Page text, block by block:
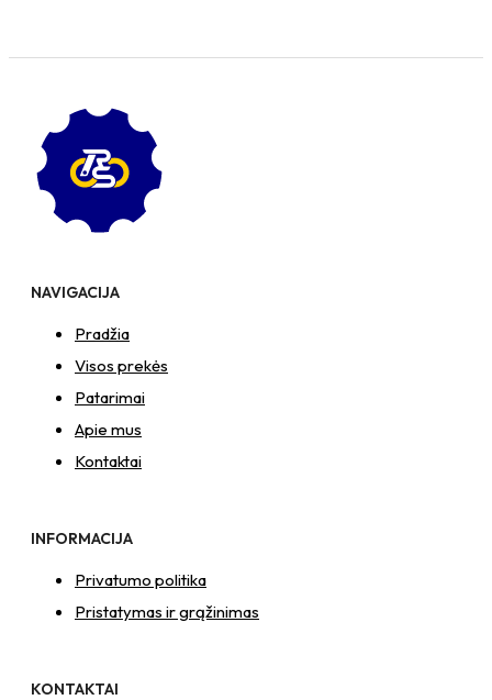
NAVIGACIJA
Pradžia
Visos prekės
Patarimai
Apie mus
Kontaktai
INFORMACIJA
Privatumo politika
Pristatymas ir grąžinimas
KONTAKTAI